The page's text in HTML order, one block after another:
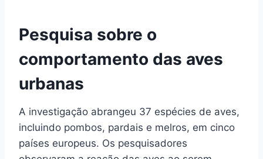
Pesquisa sobre o
comportamento das aves
urbanas
A investigação abrangeu 37 espécies de aves,
incluindo pombos, pardais e melros, em cinco
países europeus. Os pesquisadores